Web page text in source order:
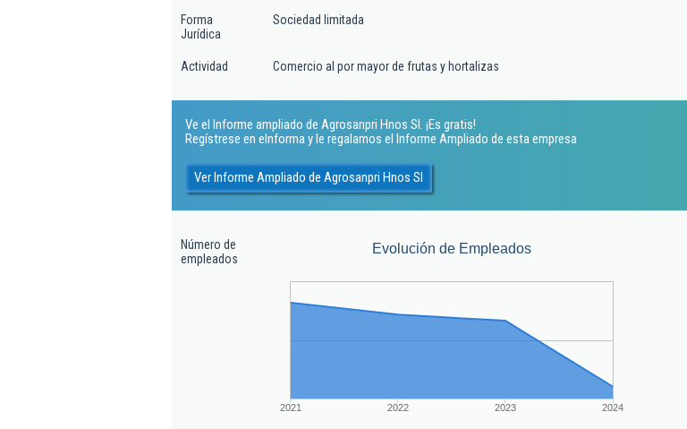
Forma
Jurídica
Sociedad limitada
Actividad Comercio al por mayor de frutas y hortalizas
Ve el Informe ampliado de Agrosanpri Hnos Sl. ¡Es gratis!
Regístrese en eInforma y le regalamos el Informe Ampliado de esta empresa
Ver Informe Ampliado de Agrosanpri Hnos Sl
Número de
empleados
Evolución de Empleados
2021 2022 2023 2024